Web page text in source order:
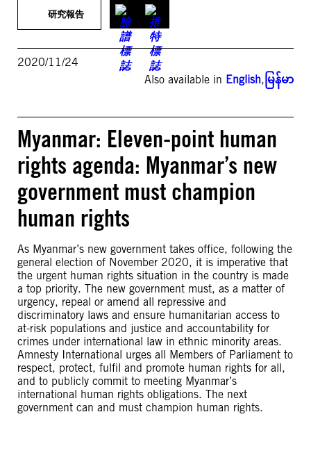
研究報告
2020/11/24
Also available in English, မြန်မာ
Myanmar: Eleven-point human
rights agenda: Myanmar’s new
government must champion
human rights
As Myanmar’s new government takes office, following the
general election of November 2020, it is imperative that
the urgent human rights situation in the country is made
a top priority. The new government must, as a matter of
urgency, repeal or amend all repressive and
discriminatory laws and ensure humanitarian access to
at-risk populations and justice and accountability for
crimes under international law in ethnic minority areas.
Amnesty International urges all Members of Parliament to
respect, protect, fulfil and promote human rights for all,
and to publicly commit to meeting Myanmar’s
international human rights obligations. The next
government can and must champion human rights.